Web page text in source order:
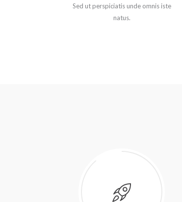
Sed ut perspiciatis unde omnis iste
natus.